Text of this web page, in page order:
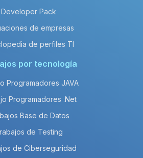
Developer Pack
de empresas
de perfiles TI
por tecnología
Programadores JAVA
Programadores .Net
Base de Datos
de Testing
de Ciberseguridad